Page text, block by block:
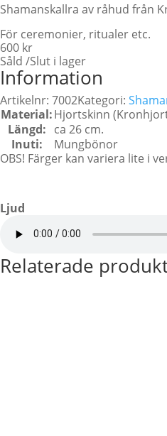
Shamanskallra av råhud från
För ceremonier, ritualer etc.
600 kr
Såld /Slut i lager
Information
Artikelnr: 7002Kategori:
Material:Hjortskinn
Längd: ca 26 cm.
Inuti:
Mungbönor
OBS! Färger kan variera lite i
Ljud
Relaterade